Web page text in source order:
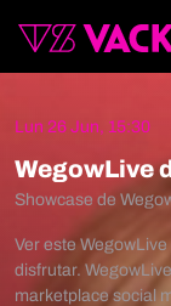
Lun 26 Jun, 15:30
WegowLive
Showcase de
Ver este
disfrutar.
marketplace social